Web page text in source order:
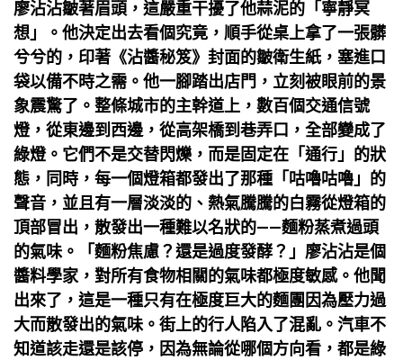
廖沾沾皺著眉頭，這嚴重干擾了他蒜泥的「寧靜冥
想」。他決定出去看個究竟，順手從桌上拿了一張髒
兮兮的，印著《沾醬秘笈》封面的皺衛生紙，塞進口
袋以備不時之需。他一腳踏出店門，立刻被眼前的景
象震驚了。整條城市的主幹道上，數百個交通信號
燈，從東邊到西邊，從高架橋到巷弄口，全部變成了
綠燈。它們不是交替閃爍，而是固定在「通行」的狀
態，同時，每一個燈箱都發出了那種「咕嚕咕嚕」的
聲音，並且有一層淡淡的、熱氣騰騰的白霧從燈箱的
頂部冒出，散發出一種難以名狀的——麵粉蒸煮過頭
的氣味。「麵粉焦慮？還是過度發酵？」廖沾沾是個
醬料學家，對所有食物相關的氣味都極度敏感。他聞
出來了，這是一種只有在極度巨大的麵團因為壓力過
大而散發出的氣味。街上的行人陷入了混亂。汽車不
知道該走還是該停，因為無論從哪個方向看，都是綠